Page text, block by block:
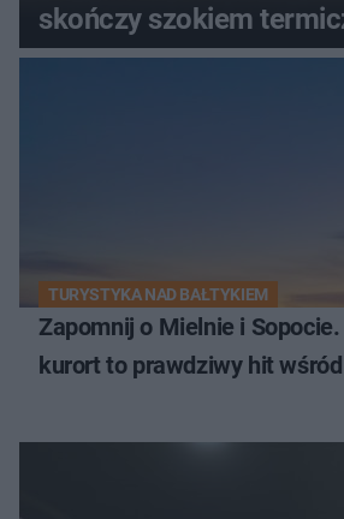
skończy szokiem
TURYSTYKA NAD BAŁTYKIEM
Zapomnij o Mielnie i
kurort to prawdziwy hit